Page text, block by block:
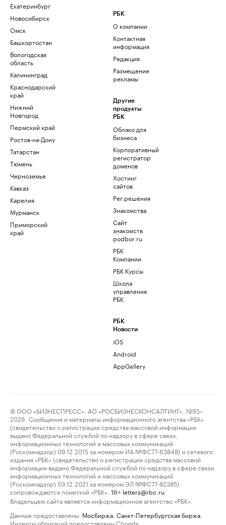
Екатеринбург
Новосибирск
Омск
Башкортостан
Вологодская
область
Калининград
Краснодарский
край
Нижний
Новгород
Пермский край
Ростов-на-Дону
Татарстан
Тюмень
Черноземье
Кавказ
Карелия
Мурманск
Приморский
край
РБК
О компании
Контактная
информация
Редакция
Размещение
рекламы
Другие
продукты
РБК
Облако для
бизнеса
Корпоративный
регистратор
доменов
Хостинг
сайтов
Рег.решения
Знакомства
Сайт
знакомств
podbor.ru
РБК
Компании
РБК Курсы
Школа
управления
РБК
РБК
Новости
iOS
Android
AppGallery
© ООО «БИЗНЕСПРЕСС», АО «РОСБИЗНЕСКОНСАЛТИНГ», 1995–
2026. Сообщения и материалы информационного агентства «РБК»
(свидетельство о регистрации средства массовой информации
выдано Федеральной службой по надзору в сфере связи,
информационных технологий и массовых коммуникаций
(Роскомнадзор) 09.12.2015 за номером ИА №ФС77-63848) и сетевого
издания «РБК» (свидетельство о регистрации средства массовой
информации выдано Федеральной службой по надзору в сфере связи,
информационных технологий и массовых коммуникаций
(Роскомнадзор) 03.12.2021 за номером ЭЛ №ФС77-82385)
сопровождаются пометкой «РБК».
18+ letters@rbc.ru
Владельцем сайта является информационное агентство «РБК».
Данные предоставлены: Мосбиржа Санкт-Петербургская биржа
Индексы облигаций предоставлены Cbonds.